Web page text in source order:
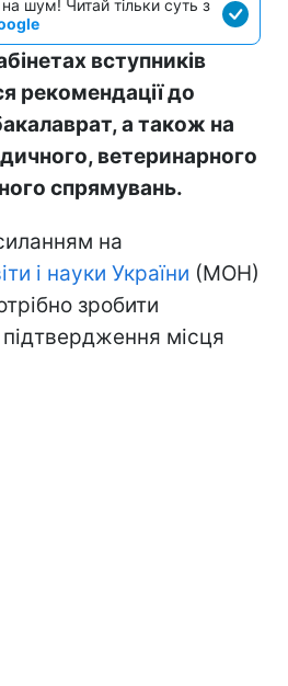
шум! Читай тільки суть з
вступників
рекомендації до
а також на
ветеринарного
спрямувань.
на
і науки України (МОН)
зробити
підтвердження місця